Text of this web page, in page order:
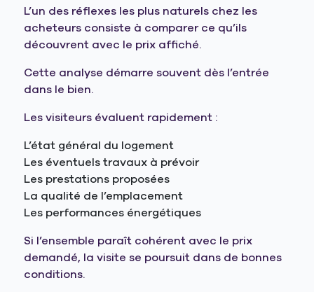
L’un des réflexes les plus naturels chez les
acheteurs consiste à comparer ce qu’ils
découvrent avec le prix affiché.
Cette analyse démarre souvent dès l’entrée
dans le bien.
Les visiteurs évaluent rapidement :
L’état général du logement
Les éventuels travaux à prévoir
Les prestations proposées
La qualité de l’emplacement
Les performances énergétiques
Si l’ensemble paraît cohérent avec le prix
demandé, la visite se poursuit dans de bonnes
conditions.